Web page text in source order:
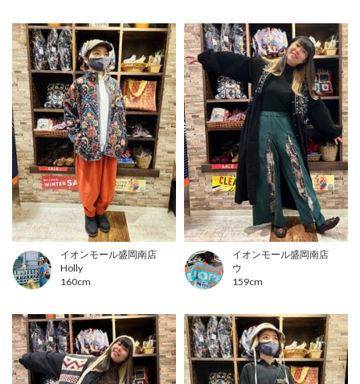
イオンモール盛岡南店
Holly
160cm
イオンモール盛岡南店
ウ
159cm